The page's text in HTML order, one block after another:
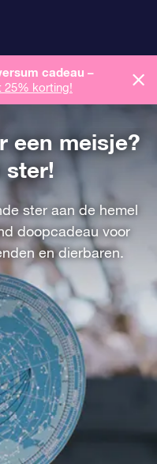
cadeau –
25% korting!
een meisje?
ster!
ster aan de hemel
doopcadeau voor
en dierbaren.